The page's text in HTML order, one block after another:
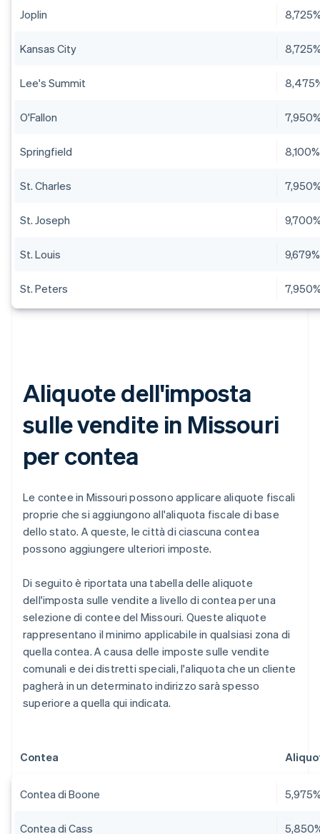
Joplin
Kansas City
Lee's Summit
O'Fallon
Springfield 8,100%
St. Charles
St. Joseph
St. Louis 9,679%
St. Peters
Aliquote dell'imposta
sulle vendite in Missouri
per contea
Le contee in Missouri possono applicare aliquote fiscali
proprie che si aggiungono all'aliquota fiscale di base
dello stato. A queste, le città di ciascuna contea
possono aggiungere ulteriori imposte.
Di seguito è riportata una tabella delle aliquote
dell'imposta sulle vendite a livello di contea per una
selezione di contee del Missouri. Queste aliquote
rappresentano il minimo applicabile in qualsiasi zona di
quella contea. A causa delle imposte sulle vendite
comunali e dei distretti speciali, l'aliquota che un cliente
pagherà in un determinato indirizzo sarà spesso
superiore a quella qui indicata.
Contea
Contea di Boone
Contea di Cass